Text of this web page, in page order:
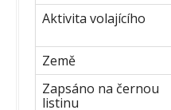
Aktivita volajícího
Země
Zapsáno na černou
listinu